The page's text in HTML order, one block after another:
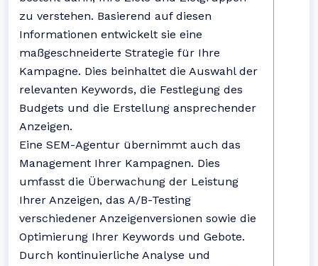
zu verstehen. Basierend auf diesen
Informationen entwickelt sie eine
maßgeschneiderte Strategie für Ihre
Kampagne. Dies beinhaltet die Auswahl der
relevanten Keywords, die Festlegung des
Budgets und die Erstellung ansprechender
Anzeigen.
Eine SEM-Agentur übernimmt auch das
Management Ihrer Kampagnen. Dies
umfasst die Überwachung der Leistung
Ihrer Anzeigen, das A/B-Testing
verschiedener Anzeigenversionen sowie die
Optimierung Ihrer Keywords und Gebote.
Durch kontinuierliche Analyse und